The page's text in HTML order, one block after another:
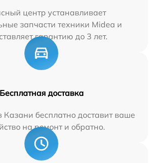
центр устанавливает
запчасти техники Midea и
гарантию до 3 лет.
Бесплатная доставка
бесплатно доставит ваше
на ремонт и обратно.